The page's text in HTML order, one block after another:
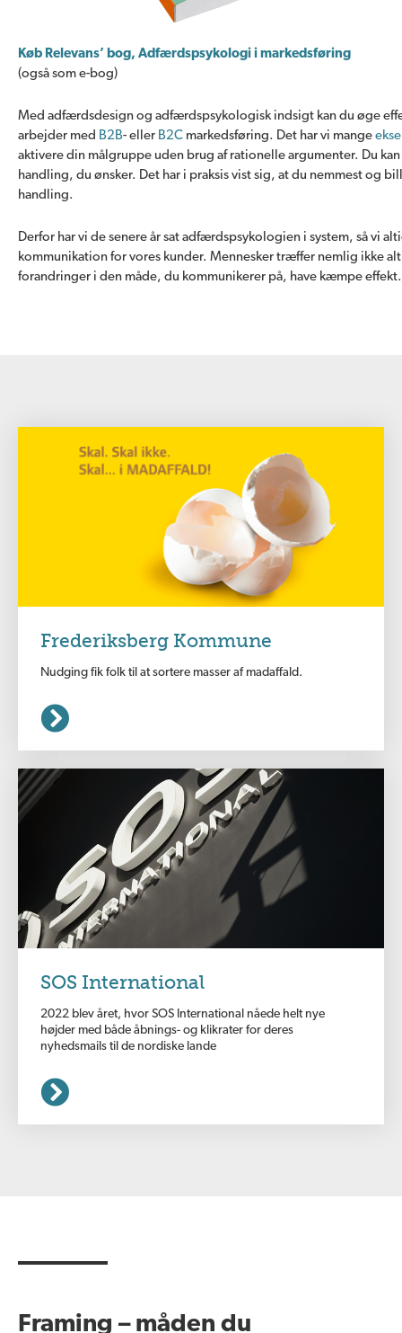
Køb Relevans’ bog, Adfærdspsykologi i markedsføring
(også som e-bog)
Med adfærdsdesign og adfærdspsykologisk indsigt kan du øge
arbejder med B2B- eller B2C markedsføring. Det har vi mange
aktivere din målgruppe uden brug af rationelle argumenter. Du
handling, du ønsker. Det har i praksis vist sig, at du nemmest og
handling.
Derfor har vi de senere år sat adfærdspsykologien i system, så vi
kommunikation for vores kunder. Mennesker træffer nemlig ikke
forandringer i den måde, du kommunikerer på, have kæmpe
Frederiksberg Kommune
Nudging fik folk til at sortere masser af madaffald.
SOS International
2022 blev året, hvor SOS International nåede helt nye
højder med både åbnings- og klikrater for deres
nyhedsmails til de nordiske lande
Framing – måden du